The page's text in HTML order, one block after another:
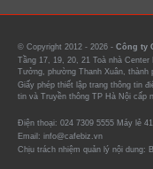
© Copyright 2012 - 2026 - Công ty
Tầng 17, 19, 20, 21 Toà nhà
Tưởng, phường Thanh Xuân, thành
Giấy phép thiết lập trang thông tin
tin và Truyền thông TP Hà Nội cấp
Điện thoại: 024 7309 5555 Máy lẻ
Email: info@cafebiz.vn
Chịu trách nhiệm quản lý nội dung: